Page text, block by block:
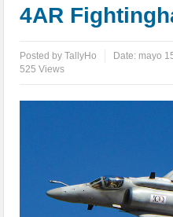
4AR
Posted byTallyHo Date: mayo
525 Views